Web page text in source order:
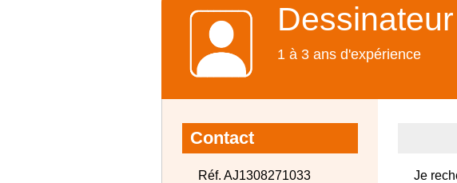
Dessinateur
1 à 3 ans d'expérience
Contact
Réf. AJ1308271033
Je